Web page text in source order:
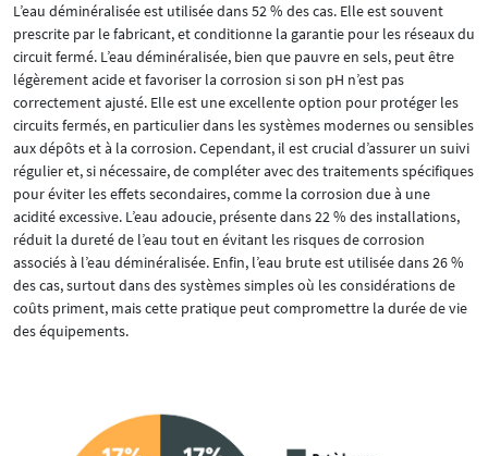
L’eau déminéralisée est utilisée dans 52 % des cas. Elle est souvent
prescrite par le fabricant, et conditionne la garantie pour les réseaux du
circuit fermé. L’eau déminéralisée, bien que pauvre en sels, peut être
légèrement acide et favoriser la corrosion si son pH n’est pas
correctement ajusté. Elle est une excellente option pour protéger les
circuits fermés, en particulier dans les systèmes modernes ou sensibles
aux dépôts et à la corrosion. Cependant, il est crucial d’assurer un suivi
régulier et, si nécessaire, de compléter avec des traitements spécifiques
pour éviter les effets secondaires, comme la corrosion due à une
acidité excessive. L’eau adoucie, présente dans 22 % des installations,
réduit la dureté de l’eau tout en évitant les risques de corrosion
associés à l’eau déminéralisée. Enfin, l’eau brute est utilisée dans 26 %
des cas, surtout dans des systèmes simples où les considérations de
coûts priment, mais cette pratique peut compromettre la durée de vie
des équipements.